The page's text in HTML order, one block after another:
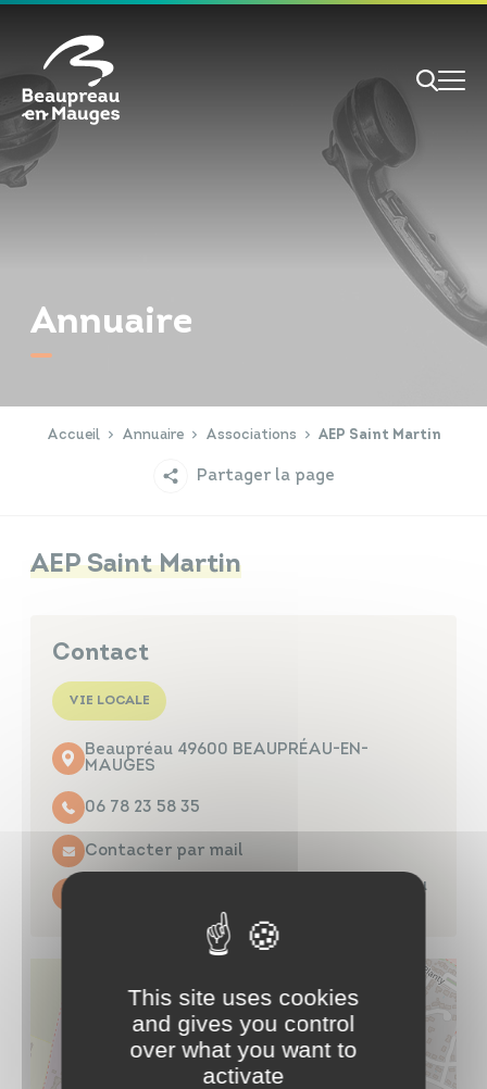
RECHERCHE
Annuaire
Accueil Annuaire Associations AEP Saint Martin
Partager la page
AEP Saint Martin
Contact
VIE LOCALE
Beaupréau 49600 BEAUPRÉAU-EN-
MAUGES
06 78 23 58 35
Contacter par mail
https://aepsaintmartin.wixsite.com/beau
Annuaires
Cookies management panel
This site uses cookies
and gives you control
over what you want to
activate